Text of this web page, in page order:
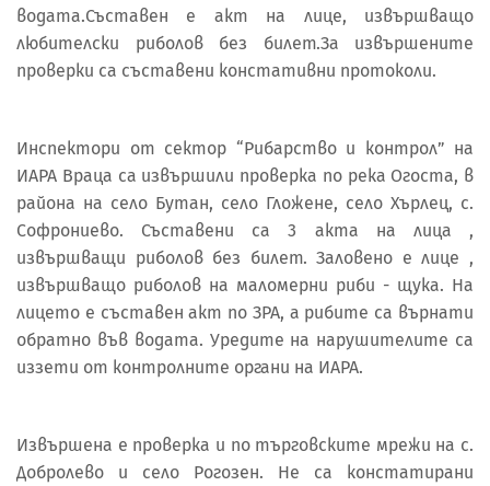
водата.Съставен е акт на лице, извършващо
любителски риболов без билет.За извършените
проверки са съставени констативни протоколи.
Инспектори от сектор “Рибарство и контрол” на
ИАРА Враца са извършили проверка по река Огоста, в
района на село Бутан, село Гложене, село Хърлец, с.
Софрониево. Съставени са 3 акта на лица ,
извършващи риболов без билет. Заловено е лице ,
извършващо риболов на маломерни риби - щука. На
лицето е съставен акт по ЗРА, а рибите са върнати
обратно във водата. Уредите на нарушителите са
иззети от контролните органи на ИАРА.
Извършена е проверка и по търговските мрежи на с.
Добролево и село Рогозен. Не са констатирани